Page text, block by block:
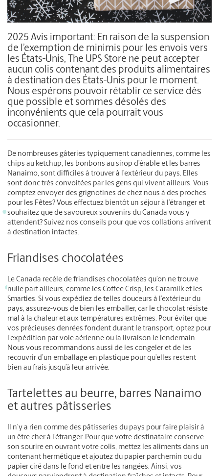
2025 Avis important: En raison de la suspension
de l’exemption de minimis pour les envois vers
les États-Unis, The UPS Store ne peut accepter
aucun colis contenant des produits alimentaires
à destination des États-Unis pour le moment.
Nous espérons pouvoir rétablir ce service dès
que possible et sommes désolés des
inconvénients que cela pourrait vous
occasionner.
De nombreuses gâteries typiquement canadiennes, comme les
chips au ketchup, les bonbons au sirop d’érable et les barres
Nanaimo, sont difficiles à trouver à l’extérieur du pays. Elles
sont donc très convoitées par les gens qui vivent ailleurs. Vous
comptez envoyer des grignotines de chez nous à des proches
pour les Fêtes? Vous effectuez bientôt un séjour à l’étranger et
souhaitez que de savoureux souvenirs du Canada vous y
attendent? Suivez nos conseils pour que vos collations arrivent
à destination intactes.
Friandises chocolatées
Le Canada recèle de friandises chocolatées qu’on ne trouve
nulle part ailleurs, comme les Coffee Crisp, les Caramilk et les
Smarties. Si vous expédiez de telles douceurs à l’extérieur du
pays, assurez-vous de bien les emballer, car le chocolat résiste
mal à la chaleur et aux températures extrêmes. Pour éviter que
vos précieuses denrées fondent durant le transport, optez pour
l’expédition par voie aérienne ou la livraison le lendemain.
Nous vous recommandons aussi de les congeler et de les
recouvrir d’un emballage en plastique pour qu’elles restent
bien au frais jusqu’à leur arrivée.
Tartelettes au beurre, barres Nanaimo
et autres pâtisseries
Il n’y a rien comme des pâtisseries du pays pour faire plaisir à
un être cher à l’étranger. Pour que votre destinataire conserve
son sourire en ouvrant votre colis, mettez les aliments dans un
contenant hermétique et ajoutez du papier parchemin ou du
papier ciré dans le fond et entre les rangées. Ainsi, vos